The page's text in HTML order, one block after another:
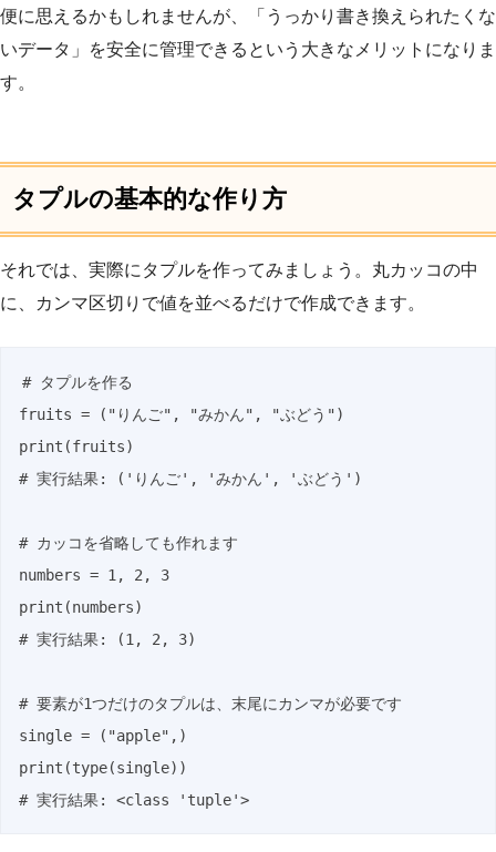
便に思えるかもしれませんが、「うっかり書き換えられたくな
いデータ」を安全に管理できるという大きなメリットになりま
す。
タプルの基本的な作り方
それでは、実際にタプルを作ってみましょう。丸カッコの中
に、カンマ区切りで値を並べるだけで作成できます。
# タプルを作る
fruits = ("りんご", "みかん", "ぶどう")
print(fruits)
# 実行結果: ('りんご', 'みかん', 'ぶどう')
# カッコを省略しても作れます
numbers = 1, 2, 3
print(numbers)
# 実行結果: (1, 2, 3)
# 要素が1つだけのタプルは、末尾にカンマが必要です
single = ("apple",)
print(type(single))
# 実行結果: <class 'tuple'>